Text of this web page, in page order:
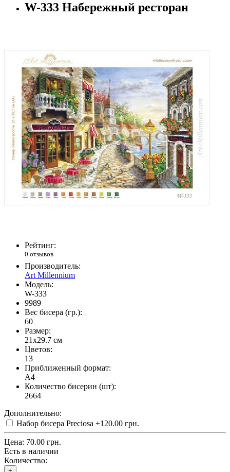
W-333 Набережный ресторан
Рейтинг:
0 отзывов
Производитель:
Art Millennium
Модель:
W-333
9989
Вес бисера (гр.):
60
Размер:
21x29.7 см
Цветов:
13
Приближенный формат:
A4
Количество бисерин (шт):
2664
Дополнительно:
Набор бисера Preciosa +120.00 грн.
Цена: 70.00 грн.
Есть в наличии
Количество: